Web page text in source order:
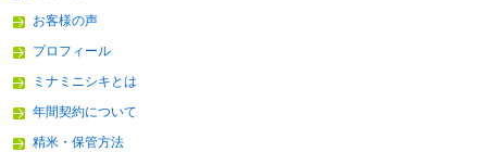
お客様の声
プロフィール
ミナミニシキとは
年間契約について
精米・保管方法